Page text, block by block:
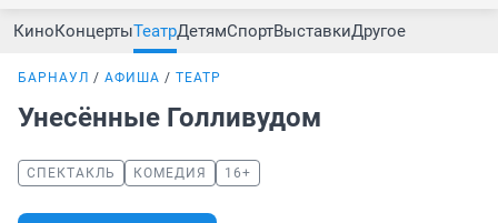
КиноКонцертыТеатрДетямСпортВыставкиДругое
БАРНАУЛ АФИША ТЕАТР
Унесённые Голливудом
СПЕКТАКЛЬ КОМЕДИЯ 16+